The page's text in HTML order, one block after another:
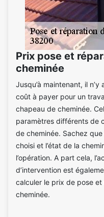
Prix pose et
cheminée
Jusqu’à maintenant, il
coût à payer pour un
chapeau de cheminée.
paramètres différents de
de cheminée. Sachez
choisi et l’état de la
l’opération. A part cela,
d’intervention est
calculer le prix de pose et
cheminée.